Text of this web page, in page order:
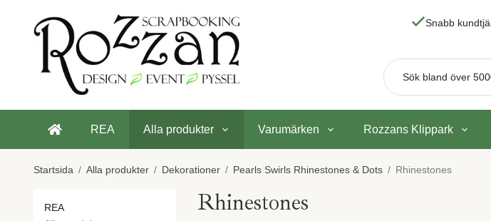
Snabb
REA Alla produkter Varumärken Rozzans Klippark
Startsida / Alla produkter / Dekorationer / Pearls Swirls Rhinestones & Dots / Rhinestones
REA
Rhinestones